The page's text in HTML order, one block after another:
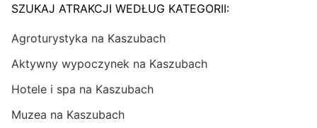
SZUKAJ ATRAKCJI WEDŁUG KATEGORII:
Agroturystyka na Kaszubach
Aktywny wypoczynek na Kaszubach
Hotele i spa na Kaszubach
Muzea na Kaszubach